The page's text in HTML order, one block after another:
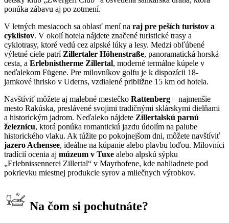
ponúka zábavu aj po zotmení.
V letných mesiacoch sa oblasť mení na raj pre peších turistov a
cyklistov. V okolí hotela nájdete značené turistické trasy a
cyklotrasy, ktoré vedú cez alpské lúky a lesy. Medzi obľúbené
výletné ciele patrí Zillertaler Höhenstraße, panoramatická horská
cesta, a Erlebnistherme Zillertal, moderné termálne kúpele v
neďalekom Fügene. Pre milovníkov golfu je k dispozícii 18-
jamkové ihrisko v Uderns, vzdialené približne 15 km od hotela.
Navštíviť môžete aj malebné mestečko Rattenberg – najmenšie
mesto Rakúska, preslávené svojimi tradičnými sklárskymi dielňami
a historickým jadrom. Neďaleko nájdete Zillertalskú parnú
železnicu, ktorá ponúka romantickú jazdu údolím na palube
historického vlaku. Ak túžite po pokojnejšom dni, môžete navštíviť
jazero Achensee, ideálne na kúpanie alebo plavbu loďou. Milovníci
tradícií ocenia aj múzeum v Tuxe alebo alpskú sýpku
„Erlebnissennerei Zillertal“ v Mayrhofene, kde nahliadnete pod
pokrievku miestnej produkcie syrov a mliečnych výrobkov.
Na čom si pochutnáte?